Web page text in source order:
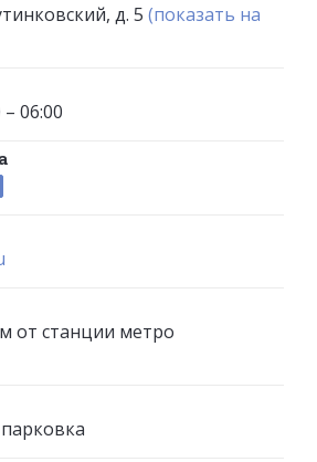
д. 5 (показать на
06:00
от станции метро